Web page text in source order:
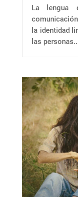
La lengua
la identidad
las